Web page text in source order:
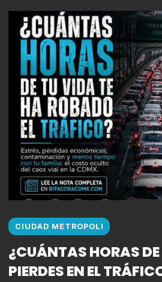
CIUDAD METROPOLI
¿CUÁNTAS HORAS
PIERDES EN EL